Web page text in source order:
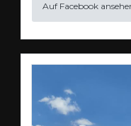
Auf Facebook